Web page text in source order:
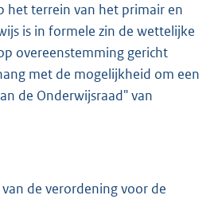
het terrein van het primair en
is in formele zin de wettelijke
overeenstemming gericht
met de mogelijkheid om een
de Onderwijsraad" van
de verordening voor de